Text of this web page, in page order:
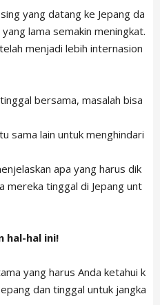
yang datang ke Jepang da
lama semakin meningkat.
menjadi lebih internasion
bersama, masalah bisa
sama lain untuk menghindari
apa yang harus dik
mereka tinggal di Jepang unt
hal-hal ini!
yang harus Anda ketahui k
dan tinggal untuk jangka